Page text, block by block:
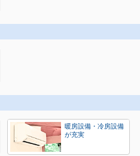
暖房設備・冷房設備
が充実